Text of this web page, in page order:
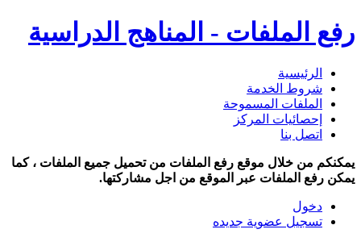
رفع الملفات - المناهج الدراسية
الرئيسية
شروط الخدمة
الملفات المسموحة
إحصائيات المركز
اتصل بنا
يمكنكم من خلال موقع رفع الملفات من تحميل جميع الملفات ، كما
يمكن رفع الملفات عبر الموقع من اجل مشاركتها.
دخول
تسجيل عضوية جديده